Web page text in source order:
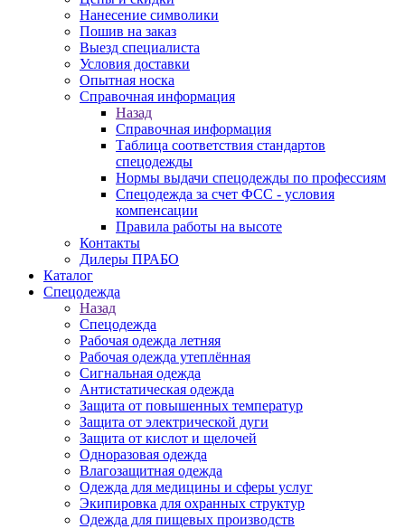
Нанесение символики
Пошив на заказ
Выезд специалиста
Условия доставки
Опытная носка
Справочная информация
Назад
Справочная информация
Таблица соответствия стандартов
спецодежды
Нормы выдачи спецодежды по профессиям
Спецодежда за счет ФСС - условия
компенсации
Правила работы на высоте
Контакты
Дилеры ПРАБО
Каталог
Спецодежда
Назад
Спецодежда
Рабочая одежда летняя
Рабочая одежда утеплённая
Сигнальная одежда
Антистатическая одежда
Защита от повышенных температур
Защита от электрической дуги
Защита от кислот и щелочей
Одноразовая одежда
Влагозащитная одежда
Одежда для медицины и сферы услуг
Экипировка для охранных структур
Одежда для пищевых производств